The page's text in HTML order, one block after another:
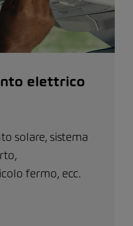
elettrico
solare, sistema
fermo, ecc.